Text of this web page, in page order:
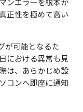
正性を極めて高い
が可能となるた
における異常も見
は、あらかじめ設
コンへ即座に通知